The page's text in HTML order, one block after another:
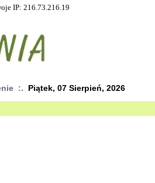
IP: 216.73.216.19
:. Piątek, 07 Sierpień, 2026